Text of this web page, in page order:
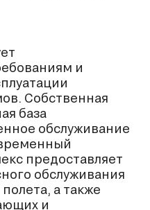
и
Собственная
база
обслуживание
предоставляет
обслуживания
а также
и